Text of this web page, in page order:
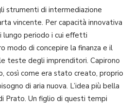
strumenti di intermediazione
vincente. Per capacità innovativa
periodo i cui effetti
modo di concepire la finanza e il
teste degli imprenditori. Capirono
così come era stato creato, proprio
di aria nuova. L’idea più bella
Prato. Un figlio di questi tempi